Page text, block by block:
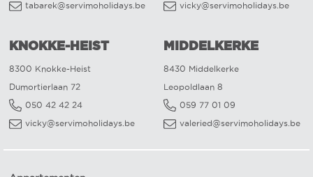
tabarek@servimoholidays.be
vicky@servimoholidays.be
KNOKKE-HEIST
8300 Knokke-Heist
Dumortierlaan 72
050 42 42 24
vicky@servimoholidays.be
MIDDELKERKE
8430 Middelkerke
Leopoldlaan 8
059 77 01 09
valeried@servimoholidays.be